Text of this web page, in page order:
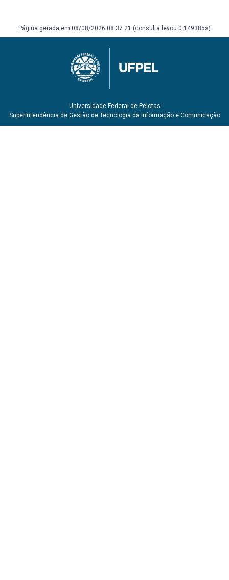
Página gerada em 08/08/2026 08:37:21 (consulta levou 0.149385s)
Universidade Federal de Pelotas
Superintendência de Gestão de Tecnologia da Informação e Comunicação